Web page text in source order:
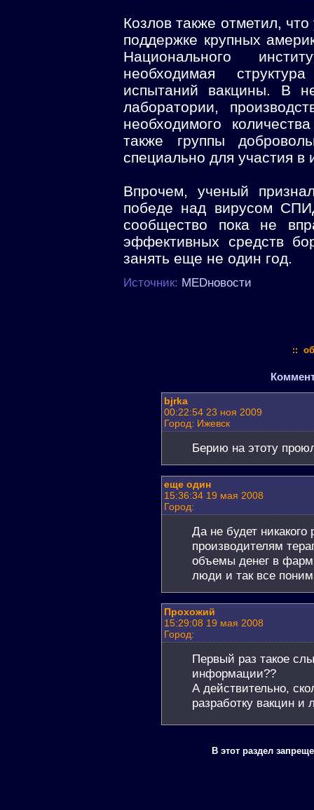
Козлов также отметил,
поддержке крупных
Национального
необходимая
испытаний вакцины. В
лаборатории,
необходимого
также группы
специально для участия в
Впрочем, ученый
победе над вирусом
сообщество пока не
эффективных средств
занять еще не один год.
Источник: MEDновости
::
bjrka
00:22:54 23 ноя 2009
Город: Ижевск
Берию на этоту
еще один
15:36:34 19 мая 2008
Город:
Да не будет никакого
производителям
объемы денег в
люди и так все
Прохожий
15:29:08 19 мая 2008
Город:
Первый раз такое
информации??
А действительно,
разработку вакцин и
В этот раздел